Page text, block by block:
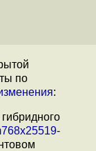
по
: